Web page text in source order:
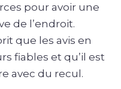
pour avoir une
de l’endroit.
que les avis en
fiables et qu’il est
avec du recul.